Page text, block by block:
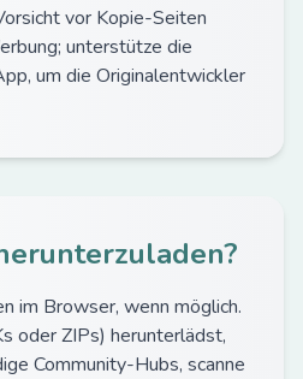
vor Kopie-Seiten
unterstütze die
um die Originalentwickler
im Browser, wenn möglich.
oder ZIPs) herunterlädst,
Community-Hubs, scanne